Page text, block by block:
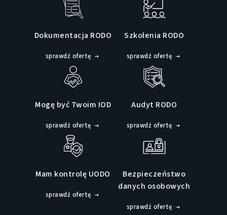
Dokumentacja RODO
sprawdź ofertę
Szkolenia RODO
sprawdź ofertę
Mogę być Twoim IOD
sprawdź ofertę
Audyt RODO
sprawdź ofertę
Mam kontrolę UODO
sprawdź ofertę
Bezpieczeństwo
danych osobowych
sprawdź ofertę